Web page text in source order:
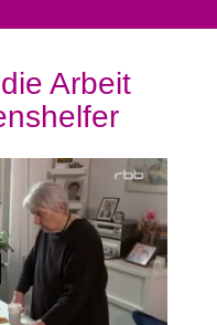
Arbeit